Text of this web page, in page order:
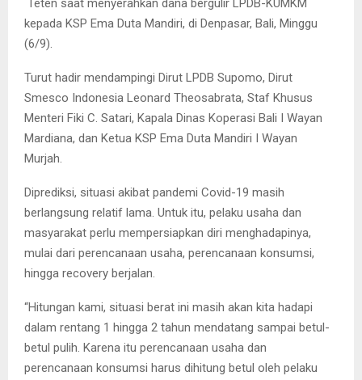
Teten saat menyerahkan dana bergulir LPDB-KUMKM
kepada KSP Ema Duta Mandiri, di Denpasar, Bali, Minggu
(6/9).
Turut hadir mendampingi Dirut LPDB Supomo, Dirut
Smesco Indonesia Leonard Theosabrata, Staf Khusus
Menteri Fiki C. Satari, Kapala Dinas Koperasi Bali I Wayan
Mardiana, dan Ketua KSP Ema Duta Mandiri I Wayan
Murjah.
Diprediksi, situasi akibat pandemi Covid-19 masih
berlangsung relatif lama. Untuk itu, pelaku usaha dan
masyarakat perlu mempersiapkan diri menghadapinya,
mulai dari perencanaan usaha, perencanaan konsumsi,
hingga recovery berjalan.
“Hitungan kami, situasi berat ini masih akan kita hadapi
dalam rentang 1 hingga 2 tahun mendatang sampai betul-
betul pulih. Karena itu perencanaan usaha dan
perencanaan konsumsi harus dihitung betul oleh pelaku